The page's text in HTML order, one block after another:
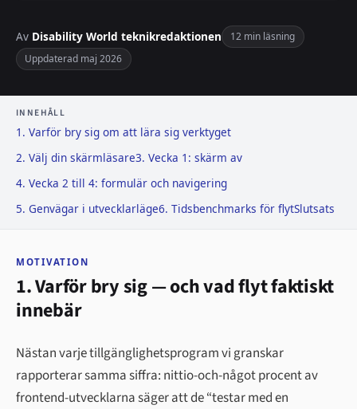
Av Disability World teknikredaktionen
12 min läsning
Uppdaterad maj 2026
INNEHÅLL
1. Varför bry sig om att lära sig verktyget
2. Välj din skärmläsare3. Vecka 1: skärm av
4. Vecka 2 till 4: formulär och navigering
5. Genvägar i utvecklarläge6. Tidsbenchmarks för flytSlutsats
MOTIVATION
1. Varför bry sig — och vad flyt faktiskt
innebär
Nästan varje tillgänglighetsprogram vi granskar
rapporterar samma siffra: nittio-och-något procent av
frontend-utvecklarna säger att de “testar med en